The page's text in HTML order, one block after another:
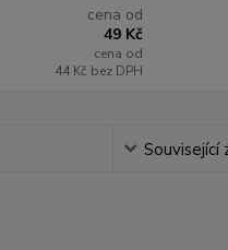
cena od
49 Kč
cena od
44 Kč bez DPH
Související